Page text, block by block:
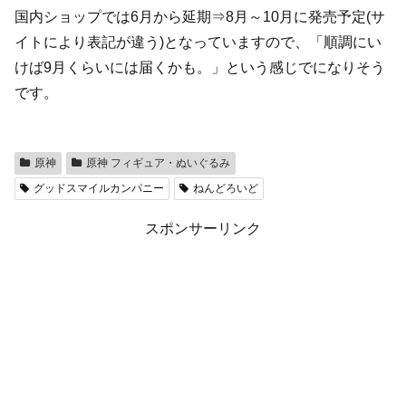
国内ショップでは6月から延期⇒8月～10月に発売予定(サ
イトにより表記が違う)となっていますので、「順調にい
けば9月くらいには届くかも。」という感じでになりそう
です。
原神
原神 フィギュア・ぬいぐるみ
グッドスマイルカンパニー
ねんどろいど
スポンサーリンク